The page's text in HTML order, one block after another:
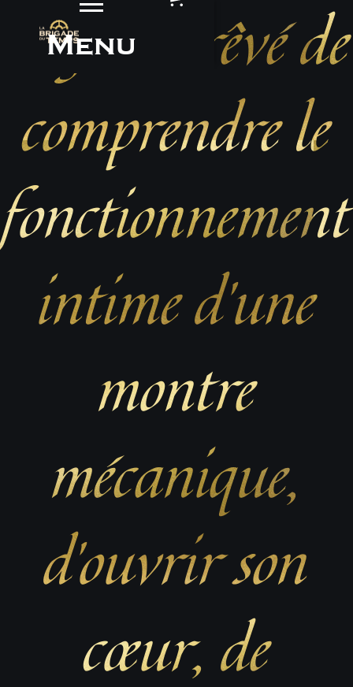
Menu
toujours rêvé de
comprendre le
intime d’une
montre
mécanique,
d’ouvrir son
cœur, de